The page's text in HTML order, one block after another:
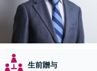
生前贈与